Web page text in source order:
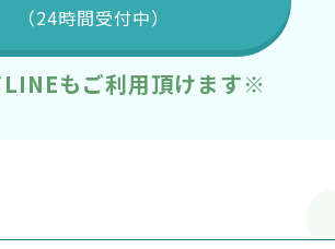
（24時間受付中）
もご利用頂けます※